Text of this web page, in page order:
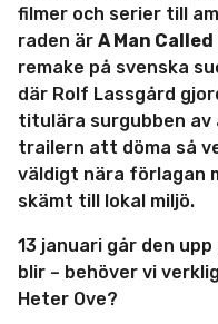
filmer och serier till
raden är A Man
remake på svenska
där Rolf Lassgård
titulära surgubben av
trailern att döma så
väldigt nära förlagan
skämt till lokal miljö.
13 januari går den
blir – behöver vi
Heter Ove?